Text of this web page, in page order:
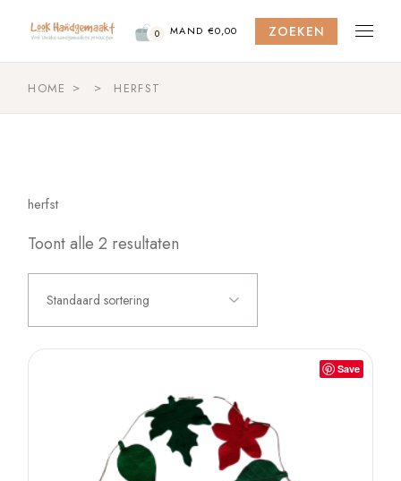
content
0 MAND €0,00 ZOEKEN
HOME HERFST
herfst
Toont alle 2 resultaten
Standaard sortering
Save